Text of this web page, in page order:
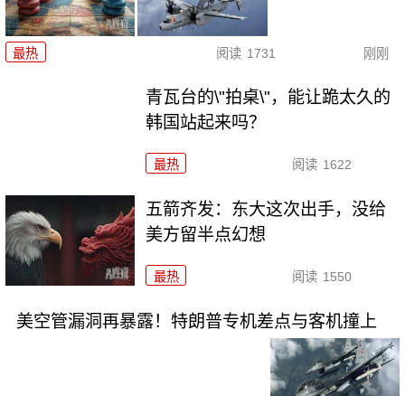
最热 阅读 1731 刚刚
青瓦台的\"拍桌\"，能让跪太久的
韩国站起来吗？
最热 阅读 1622
五箭齐发：东大这次出手，没给
美方留半点幻想
最热 阅读 1550
美空管漏洞再暴露！特朗普专机差点与客机撞上